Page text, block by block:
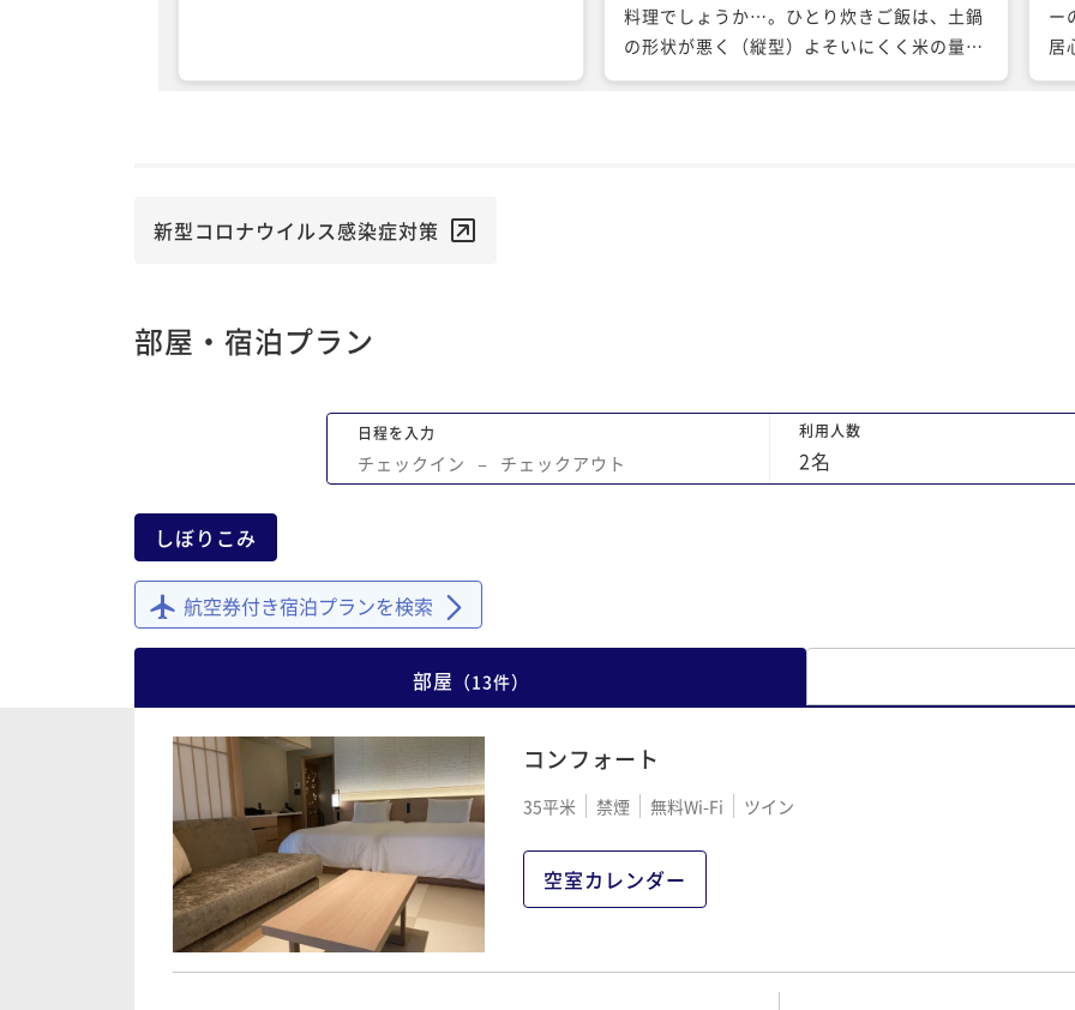
料理でしょうか…。ひとり炊きご飯は、土鍋
の形状が悪く（縦型）よそいにくく米の量も
少なく冷めやすい。お料理も全般食材がパッ
ー
居
の
新型コロナウイルス感染症対策
部屋・宿泊プラン
日程を入力
チェックイン − チェックアウト
利用人数
2名
しぼりこみ
航空券付き宿泊プランを検索
部屋 （13件）
コンフォート
35平米 禁煙 無料Wi-Fi ツイン
空室カレンダー